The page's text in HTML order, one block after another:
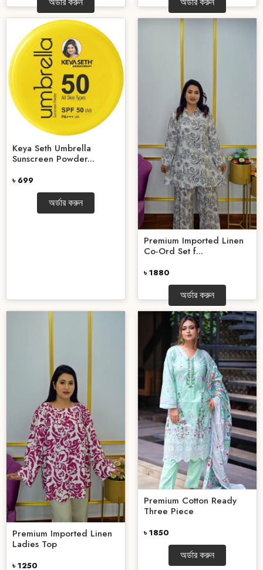
অর্ডার করুন অর্ডার করুন
Keya Seth Umbrella
Sunscreen Powder...
৳ 699
অর্ডার করুন
Premium Imported Linen
Co-Ord Set f...
৳ 1880
অর্ডার করুন
Premium Imported Linen
Ladies Top
৳ 1250
Premium Cotton Ready
Three Piece
৳ 1850
অর্ডার করুন